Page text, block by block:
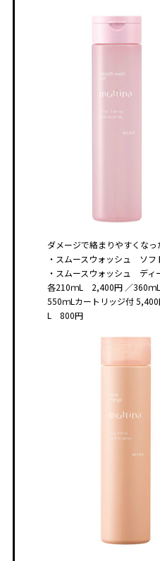
ダメージで絡まりやすくな
・スムースウォッシュ ソフ
・スムースウォッシュ ディ
各210ｍL 2,400円 ／360
550ｍLカートリッジ付
L 800円